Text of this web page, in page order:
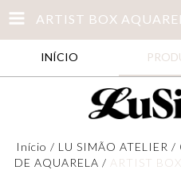
INÍCIO
Início / LU SIMÃO ATELIER /
DE AQUARELA / ARTIST